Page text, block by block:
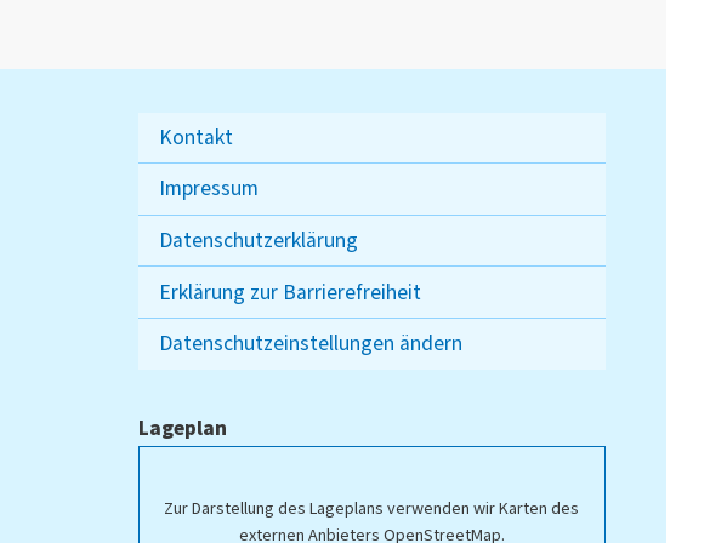
Kontakt
Impressum
Datenschutzerklärung
Erklärung zur Barrierefreiheit
Datenschutzeinstellungen ändern
Lageplan
Zur Darstellung des Lageplans verwenden wir Karten des
externen Anbieters OpenStreetMap.